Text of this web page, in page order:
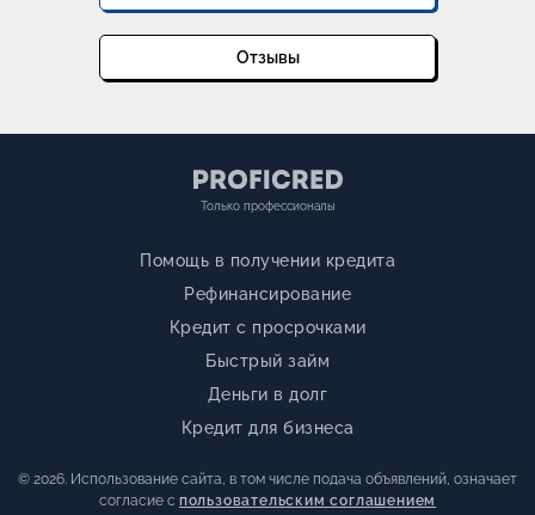
Отзывы
Только профессионалы
Помощь в получении кредита
Рефинансирование
Кредит с просрочками
Быстрый займ
Деньги в долг
Кредит для бизнеса
© 2026. Использование сайта, в том числе подача объявлений, означает
согласие с пользовательским соглашением